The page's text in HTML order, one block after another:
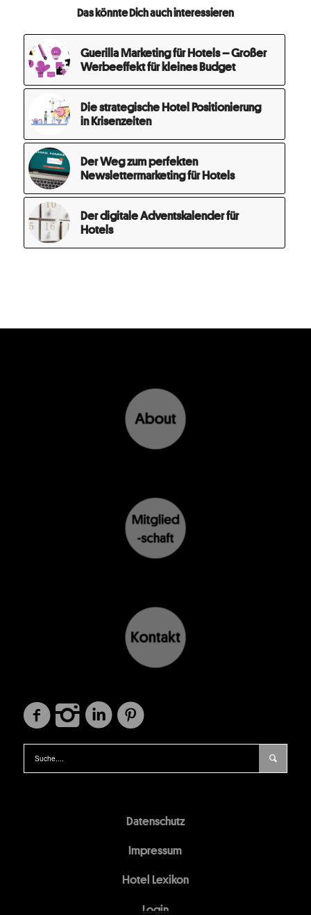
Das könnte Dich auch interessieren
Guerilla Marketing für Hotels – Großer
Werbeeffekt für kleines Budget
Die strategische Hotel Positionierung
in Krisenzeiten
Der Weg zum perfekten
Newslettermarketing für Hotels
Der digitale Adventskalender für
Hotels
Datenschutz
Impressum
Hotel Lexikon
Login